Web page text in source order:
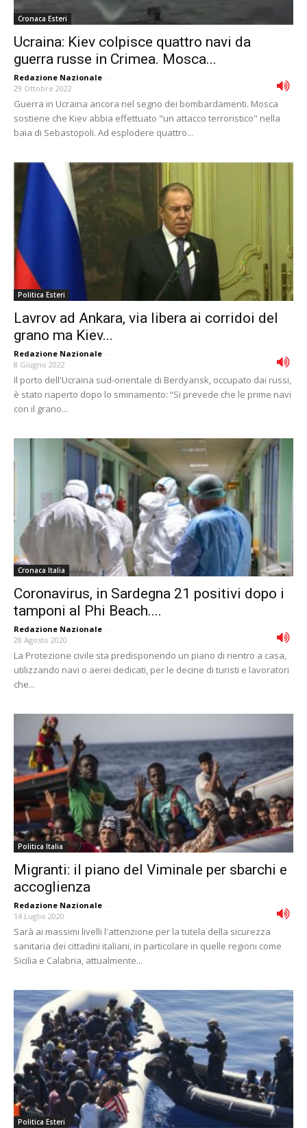
Cronaca Esteri
Ucraina: Kiev colpisce quattro navi da
guerra russe in Crimea. Mosca...
Redazione Nazionale -
29 Ottobre 2022
Guerra in Ucraina ancora nel segno dei bombardamenti. Mosca
sostiene che Kiev abbia effettuato "un attacco terroristico" nella
baia di Sebastopoli. Ad esplodere quattro...
Politica Esteri
Lavrov ad Ankara, via libera ai corridoi del
grano ma Kiev...
Redazione Nazionale -
8 Giugno 2022
Il porto dell'Ucraina sud-orientale di Berdyansk, occupato dai russi,
è stato riaperto dopo lo sminamento: “Si prevede che le prime navi
con il grano...
Cronaca Italia
Coronavirus, in Sardegna 21 positivi dopo i
tamponi al Phi Beach....
Redazione Nazionale -
28 Agosto 2020
La Protezione civile sta predisponendo un piano di rientro a casa,
utilizzando navi o aerei dedicati, per le decine di turisti e lavoratori
che...
Politica Italia
Migranti: il piano del Viminale per sbarchi e
accoglienza
Redazione Nazionale -
14 Luglio 2020
Sarà ai massimi livelli l'attenzione per la tutela della sicurezza
sanitaria dei cittadini italiani, in particolare in quelle regioni come
Sicilia e Calabria, attualmente...
Politica Esteri